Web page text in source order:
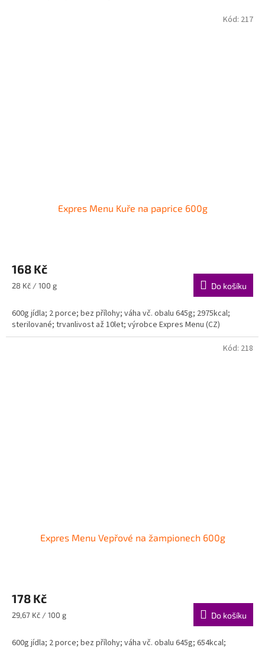
Expres Menu Kuře na paprice 600g
168 Kč
Měrná
28 Kč / 100 g Do košíku
600g jídla; 2 porce; bez přílohy; váha vč. obalu 645g; 2975kcal;
sterilované; trvanlivost až 10let; výrobce Expres Menu (CZ)
Kód: 217
Expres Menu Vepřové na žampionech 600g
178 Kč
Měrná
29,67 Kč / 100 g Do košíku
600g jídla; 2 porce; bez přílohy; váha vč. obalu 645g; 654kcal;
Kód: 218